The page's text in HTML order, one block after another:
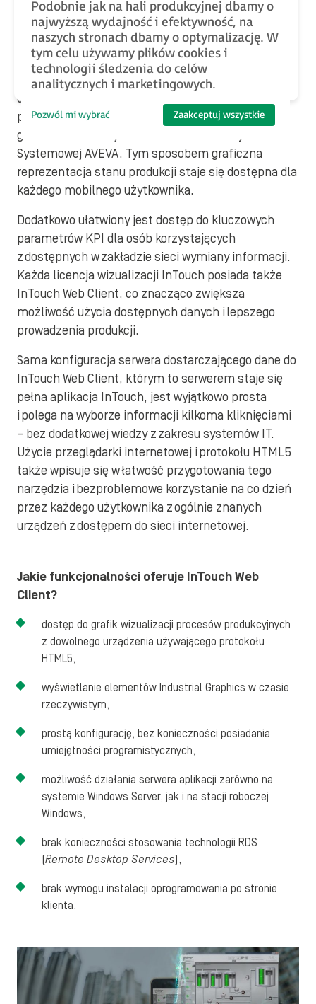
WWW.
Wykorzystujący przeglądarkę internetową (także
w wersji mobilnej) InTouch Web Client jest
doskonałym narzędziem wspomagającym
podejmowanie decyzji na podstawie dostępnych
grafik z wizualizacji InTouch lub Platformy
Systemowej AVEVA. Tym sposobem graficzna
reprezentacja stanu produkcji staje się dostępna dla
każdego mobilnego użytkownika.
Dodatkowo ułatwiony jest dostęp do kluczowych
parametrów KPI dla osób korzystających
z dostępnych w zakładzie sieci wymiany informacji.
Każda licencja wizualizacji InTouch posiada także
InTouch Web Client, co znacząco zwiększa
możliwość użycia dostępnych danych i lepszego
prowadzenia produkcji.
Sama konfiguracja serwera dostarczającego dane do
InTouch Web Client, którym to serwerem staje się
pełna aplikacja InTouch, jest wyjątkowo prosta
i polega na wyborze informacji kilkoma kliknięciami
– bez dodatkowej wiedzy z zakresu systemów IT.
Użycie przeglądarki internetowej i protokołu HTML5
także wpisuje się w łatwość przygotowania tego
narzędzia i bezproblemowe korzystanie na co dzień
przez każdego użytkownika z ogólnie znanych
urządzeń z dostępem do sieci internetowej.
Jakie funkcjonalności oferuje InTouch Web
Client?
dostęp do grafik wizualizacji procesów produkcyjnych
z dowolnego urządzenia używającego protokołu
HTML5,
wyświetlanie elementów Industrial Graphics w czasie
rzeczywistym,
prostą konfigurację, bez konieczności posiadania
umiejętności programistycznych,
możliwość działania serwera aplikacji zarówno na
systemie Windows Server, jak i na stacji roboczej
Windows,
brak konieczności stosowania technologii RDS
(Remote Desktop Services),
brak wymogu instalacji oprogramowania po stronie
klienta.
Podobnie jak na hali produkcyjnej dbamy o
najwyższą wydajność i efektywność, na
naszych stronach dbamy o optymalizację. W
tym celu używamy plików cookies i
technologii śledzenia do celów
analitycznych i marketingowych.
Pozwól mi wybrać Zaakceptuj wszystkie